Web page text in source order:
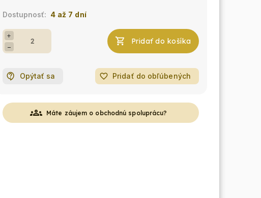
4 až 7 dní
+
−
Pridať do košíka
Opýtať sa favorite_border Pridať do obľúbených
groups Máte záujem o obchodnú spoluprácu?